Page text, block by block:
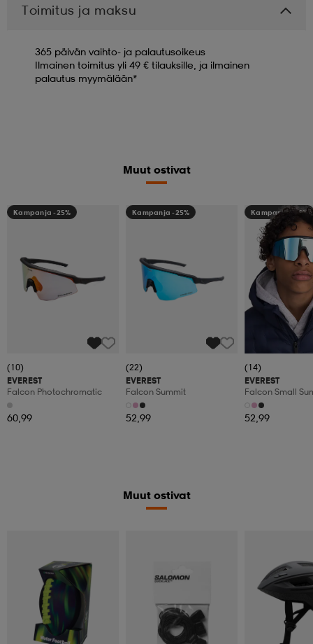
Toimitus ja maksu
365 päivän vaihto- ja palautusoikeus
Ilmainen toimitus yli 49 € tilauksille, ja ilmainen
palautus myymälään*
Muut ostivat
Kampanja -25%
(10)
EVEREST
Falcon Photochromatic
60,99
Kampanja -25%
(22)
EVEREST
Falcon Summit
52,99
Kampanja -25%
(14)
EVEREST
Falcon Small
52,99
Muut ostivat